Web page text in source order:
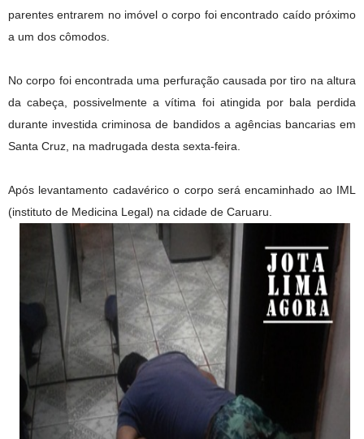
parentes entrarem no imóvel o corpo foi encontrado caído próximo
a um dos cômodos.
No corpo foi encontrada uma perfuração causada por tiro na altura
da cabeça, possivelmente a vítima foi atingida por bala perdida
durante investida criminosa de bandidos a agências bancarias em
Santa Cruz, na madrugada desta sexta-feira.
Após levantamento cadavérico o corpo será encaminhado ao IML
(instituto de Medicina Legal) na cidade de Caruaru.